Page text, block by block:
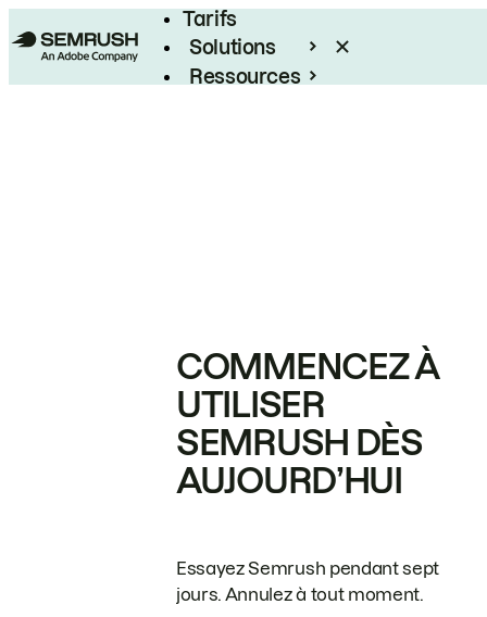
Tarifs
Solutions
Ressources
COMMENCEZ À
UTILISER
SEMRUSH DÈS
AUJOURD’HUI
Essayez Semrush pendant sept
jours. Annulez à tout moment.